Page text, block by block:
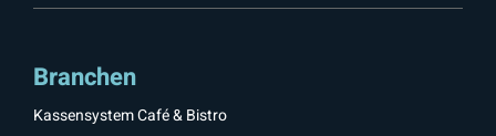
Branchen
Kassensystem Café & Bistro